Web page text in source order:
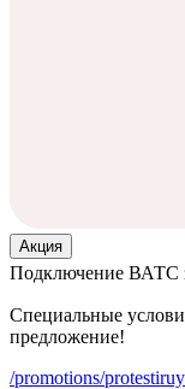
Акция
Подключение ВАТС
Специальные
предложение!
/promotions/